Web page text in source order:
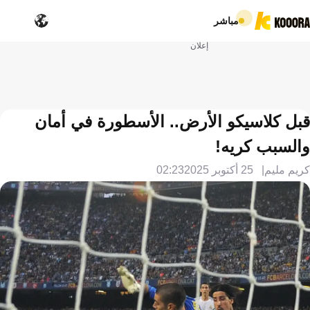
مباشر
إعلان
قبل كلاسيكو الأرض.. الأسطورة في أمان
والسبب كريه!
كريم مليم 25 أكتوبر 2025 02:23